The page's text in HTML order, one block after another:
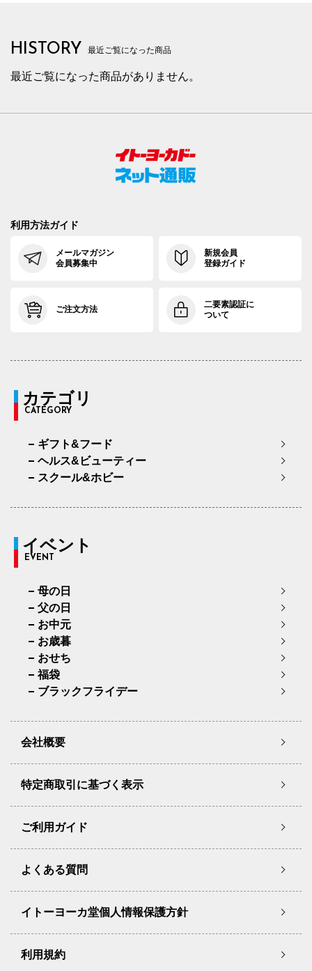
HISTORY 最近ご覧になった商品
最近ご覧になった商品がありません。
利用方法ガイド
メールマガジン
会員募集中
新規会員
登録ガイド
ご注文方法
二要素認証に
ついて
カテゴリ
CATEGORY
ギフト&フード
ヘルス&ビューティー
スクール&ホビー
イベント
EVENT
母の日
父の日
お中元
お歳暮
おせち
福袋
ブラックフライデー
会社概要
特定商取引に基づく表示
ご利用ガイド
よくある質問
イトーヨーカ堂個人情報保護方針
利用規約